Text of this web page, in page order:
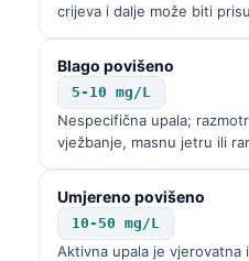
crijeva i dalje može biti
Blago povišeno
5-10 mg/L
Nespecifična upala;
vježbanje, masnu jetru ili
Umjereno povišeno
10-50 mg/L
Aktivna upala je vjerovatna